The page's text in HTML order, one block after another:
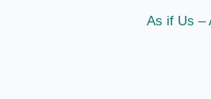
As if Us –